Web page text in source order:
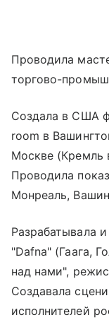
Проводила
торгово-
Создала в США
room в
Москве (Кремль
Проводила
Монреаль,
Разрабатывала
"Dafna" (Гаага,
над нами",
Создавала
исполнителей